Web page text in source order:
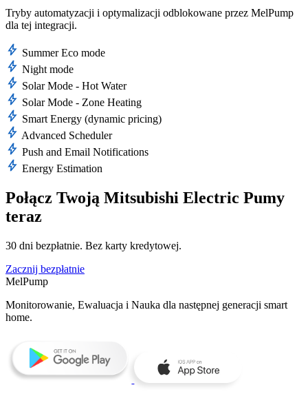
Tryby automatyzacji i optymalizacji odblokowane przez MelPump
dla tej integracji.
bolt Summer Eco mode
bolt Night mode
bolt Solar Mode - Hot Water
bolt Solar Mode - Zone Heating
bolt Smart Energy (dynamic pricing)
bolt Advanced Scheduler
bolt Push and Email Notifications
bolt Energy Estimation
Połącz Twoją Mitsubishi Electric Pumy
teraz
30 dni bezpłatnie. Bez karty kredytowej.
Zacznij bezpłatnie
MelPump
Monitorowanie, Ewaluacja i Nauka dla następnej generacji smart
home.